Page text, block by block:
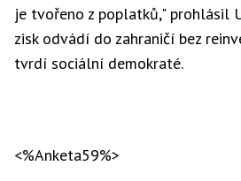
je tvořeno z poplatků," prohlásil
zisk odvádí do zahraničí bez
tvrdí sociální demokraté.
<%Anketa59%>